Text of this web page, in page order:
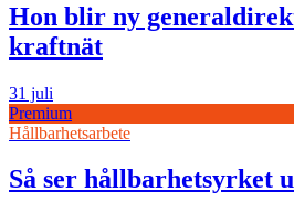
Hon blir ny
kraftnät
31 juli
Premium
Hållbarhetsarbete
Så ser hållbarhetsyrket